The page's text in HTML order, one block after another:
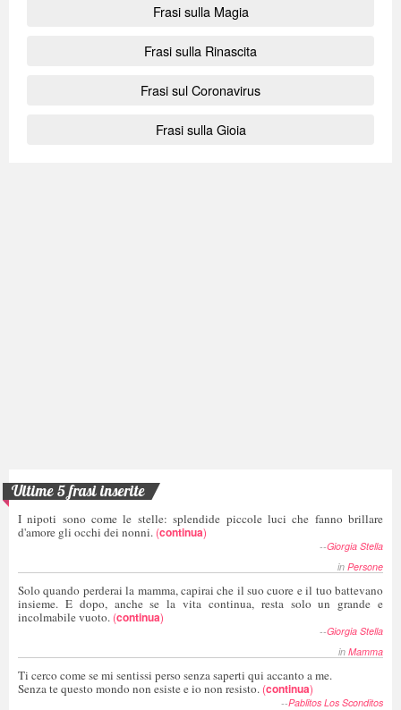
Frasi sulla Magia
Frasi sulla Rinascita
Frasi sul Coronavirus
Frasi sulla Gioia
Ultime 5 frasi inserite
I nipoti sono come le stelle: splendide piccole luci che fanno brillare
d'amore gli occhi dei nonni. (continua)
--Giorgia Stella
in Persone
Solo quando perderai la mamma, capirai che il suo cuore e il tuo battevano
insieme. E dopo, anche se la vita continua, resta solo un grande e
incolmabile vuoto. (continua)
--Giorgia Stella
in Mamma
Ti cerco come se mi sentissi perso senza saperti qui accanto a me.
Senza te questo mondo non esiste e io non resisto. (continua)
--Pablitos Los Sconditos